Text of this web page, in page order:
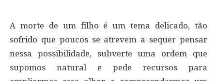
A morte de um filho é um tema delicado, tão
sofrido que poucos se atrevem a sequer pensar
nessa possibilidade, subverte uma ordem que
supomos natural e pede recursos para